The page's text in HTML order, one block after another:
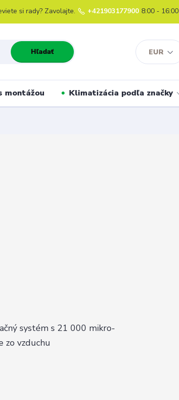
EUR
Hľadať
si rady? Zavolajte. +421903177900 8:00 - 16:00
montážou Klimatizácia podľa značky
systém s 21 000 mikro-
zo vzduchu